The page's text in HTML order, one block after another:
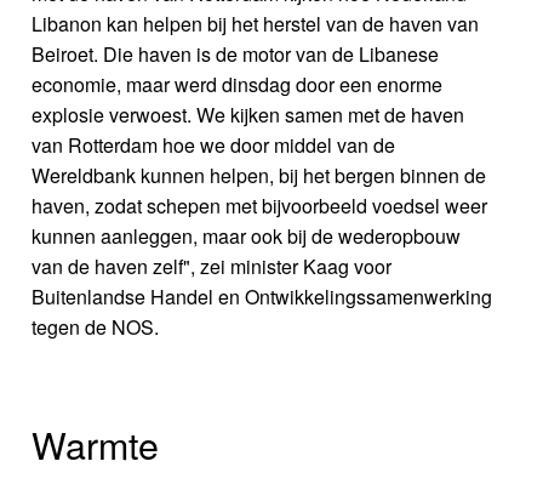
Libanon kan helpen bij het herstel van de haven van
Beiroet. Die haven is de motor van de Libanese
economie, maar werd dinsdag door een enorme
explosie verwoest. We kijken samen met de haven
van Rotterdam hoe we door middel van de
Wereldbank kunnen helpen, bij het bergen binnen de
haven, zodat schepen met bijvoorbeeld voedsel weer
kunnen aanleggen, maar ook bij de wederopbouw
van de haven zelf", zei minister Kaag voor
Buitenlandse Handel en Ontwikkelingssamenwerking
tegen de NOS.
Warmte